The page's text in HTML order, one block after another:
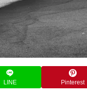
LINE Pinterest